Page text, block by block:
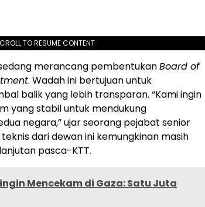
TO RESUME CONTENT
merancang pembentukanBoard of
. Wadah ini bertujuan untuk
balik yang lebih transparan. “Kami ingin
yang stabil untuk mendukung
negara,” ujar seorang pejabat senior
dari dewan ini kemungkinan masih
pasca-KTT.
Mencekam di Gaza: Satu Juta